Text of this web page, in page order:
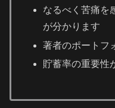
なるべく苦痛を
が分かります
著者のポートフ
貯蓄率の重要性